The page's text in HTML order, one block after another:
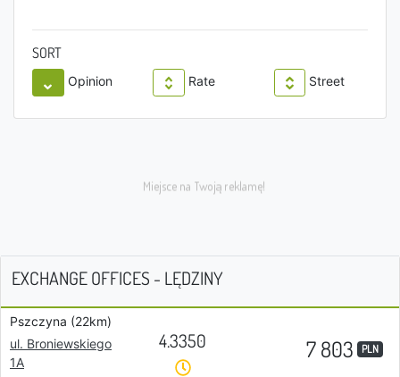
SORT
Opinion Rate Street
EXCHANGE OFFICES - LĘDZINY
Pszczyna (22km)
ul. Broniewskiego
1A
4.3350 7 803 PLN